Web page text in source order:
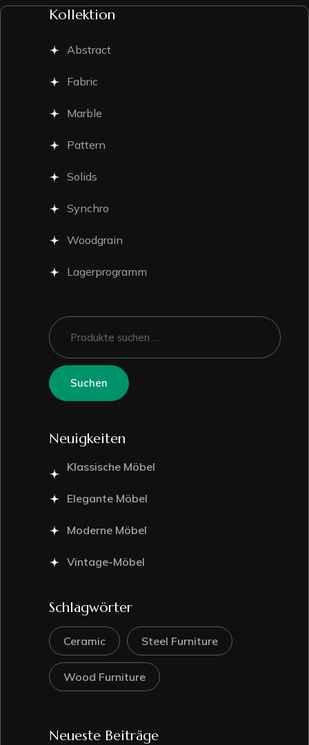
Kollektion
Abstract
Fabric
Marble
Pattern
Solids
Synchro
Woodgrain
Lagerprogramm
Suchen
Neuigkeiten
Klassische Möbel
Elegante Möbel
Moderne Möbel
Vintage-Möbel
Schlagwörter
Ceramic Steel Furniture
Wood Furniture
Neueste Beiträge